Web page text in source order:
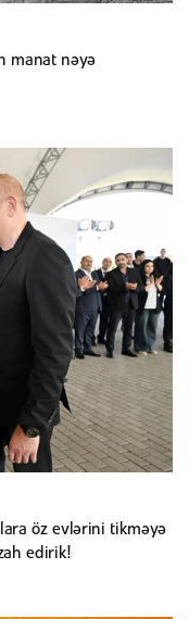
manat nəyə
öz evlərini tikməyə
edirik!